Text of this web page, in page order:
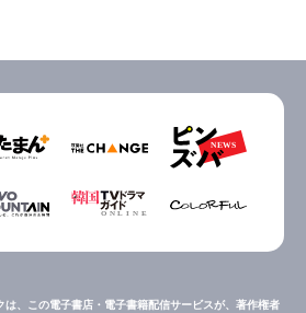
は、この電子書店・電子書籍配信サービスが、著作権者